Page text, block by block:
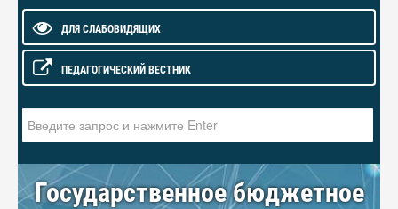
ДЛЯ СЛАБОВИДЯЩИХ
ПЕДАГОГИЧЕСКИЙ ВЕСТНИК
Государственное бюджетное